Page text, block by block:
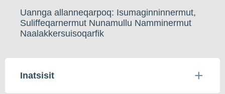
Uannga allanneqarpoq: Isumaginninnermut,
Suliffeqarnermut Nunamullu Namminermut
Naalakkersuisoqarfik
Inatsisit